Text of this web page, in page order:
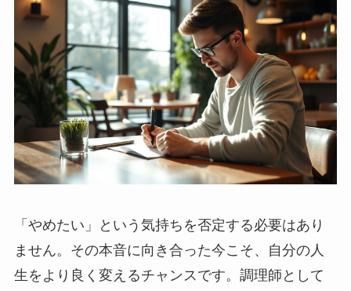
「やめたい」という気持ちを否定する必要はあり
ません。その本音に向き合った今こそ、自分の人
生をより良く変えるチャンスです。調理師として